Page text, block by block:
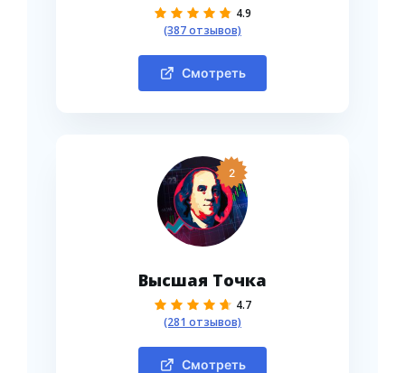
4.9
(387 отзывов)
Смотреть
2
Высшая Точка
4.7
(281 отзывов)
Смотреть